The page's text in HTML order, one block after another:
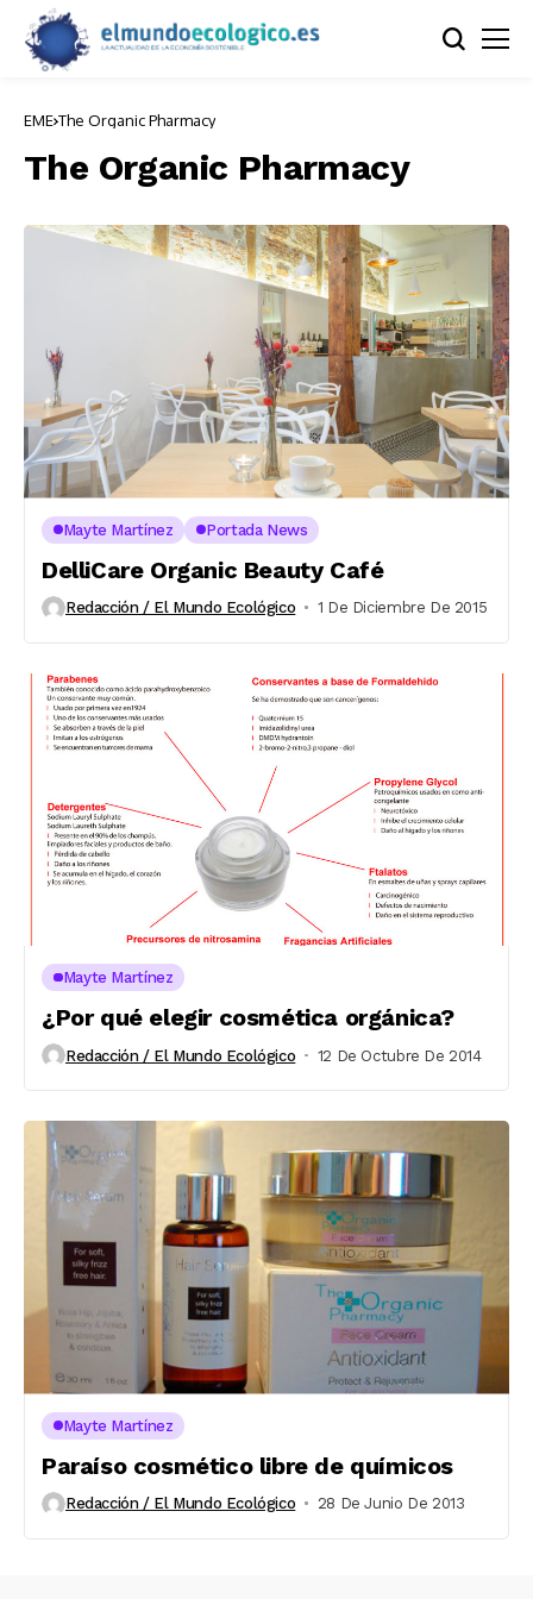
EME The Organic Pharmacy
The Organic Pharmacy
Mayte Martínez Portada News
DelliCare Organic Beauty Café
Redacción / El Mundo Ecológico 1 De Diciembre De 2015
Mayte Martínez
¿Por qué elegir cosmética orgánica?
Redacción / El Mundo Ecológico 12 De Octubre De 2014
Mayte Martínez
Paraíso cosmético libre de químicos
Redacción / El Mundo Ecológico 28 De Junio De 2013